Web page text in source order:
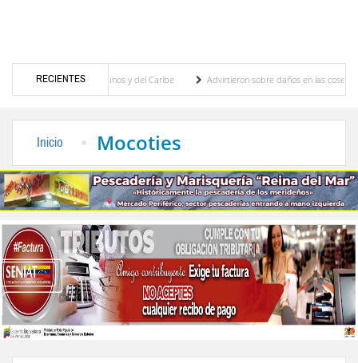
RECIENTES
Centroamericanos y del Caribe
Advirtieron sobre daños en las cosechas de
Inicio Mocoties